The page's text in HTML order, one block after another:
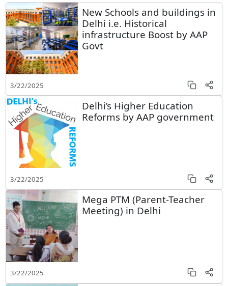
New Schools and buildings in
Delhi i.e. Historical
infrastructure Boost by AAP
Govt
3/22/2025
Delhi’s Higher Education
Reforms by AAP government
3/22/2025
Mega PTM (Parent-Teacher
Meeting) in Delhi
3/22/2025